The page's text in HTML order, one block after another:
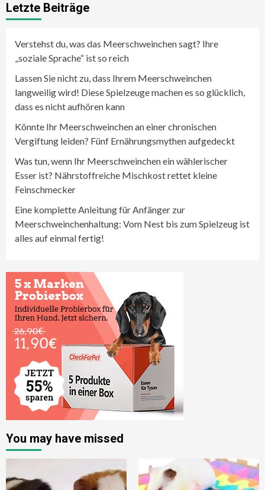
Letzte Beiträge
Verstehst du, was das Meerschweinchen sagt? Ihre
„soziale Sprache“ ist so reich
Lassen Sie nicht zu, dass Ihrem Meerschweinchen
langweilig wird! Diese Spielzeuge machen es so glücklich,
dass es nicht aufhören kann
Könnte Ihr Meerschweinchen an einer chronischen
Vergiftung leiden? Fünf Ernährungsmythen aufgedeckt
Was tun, wenn Ihr Meerschweinchen ein wählerischer
Esser ist? Nährstoffreiche Mischkost rettet kleine
Feinschmecker
Eine komplette Anleitung für Anfänger zur
Meerschweinchenhaltung: Vom Nest bis zum Spielzeug ist
alles auf einmal fertig!
You may have missed